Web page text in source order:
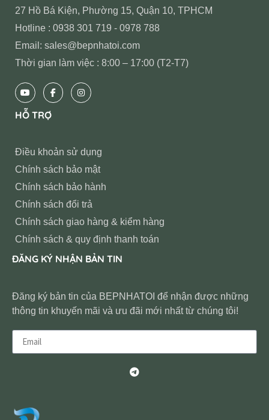
27 Hồ Bá Kiện, Phường 15, Quận 10, TPHCM
Hotline : 0938 301 719 - 0978 788
Email: sales@bepnhatoi.com
Thời gian làm việc : 8:00 – 17:00 (T2-T7)
HỖ TRỢ
Điều khoản sử dụng
Chính sách bảo mật
Chính sách bảo hành
Chính sách đổi trả
Chính sách giao hàng & kiểm hàng
Chính sách & quy định thanh toán
ĐĂNG KÝ NHẬN BẢN TIN
Đăng ký bản tin của BEPNHATOI để nhận được những
thông tin khuyến mãi và ưu đãi mới nhất từ chúng tôi!